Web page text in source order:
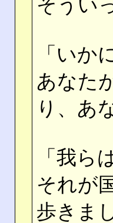
そうい
「いか
あなた
り、あ
「我ら
それが
歩きま